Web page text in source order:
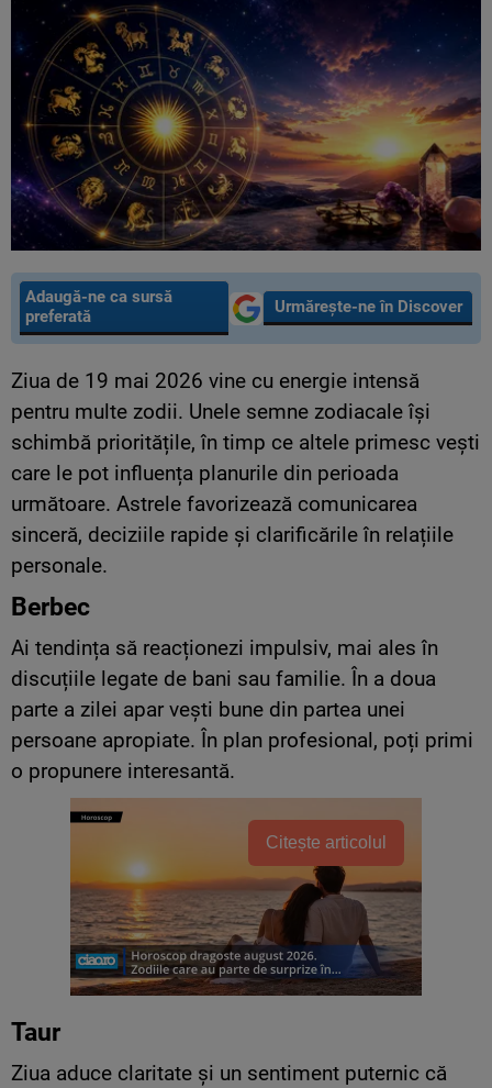
Adaugă-ne ca sursă
preferată
Urmărește-ne în Discover
Ziua de 19 mai 2026 vine cu energie intensă
pentru multe zodii. Unele semne zodiacale își
schimbă prioritățile, în timp ce altele primesc vești
care le pot influența planurile din perioada
următoare. Astrele favorizează comunicarea
sinceră, deciziile rapide și clarificările în relațiile
personale.
Berbec
Ai tendința să reacționezi impulsiv, mai ales în
discuțiile legate de bani sau familie. În a doua
parte a zilei apar vești bune din partea unei
persoane apropiate. În plan profesional, poți primi
o propunere interesantă.
Citește articolul
Taur
Ziua aduce claritate și un sentiment puternic că